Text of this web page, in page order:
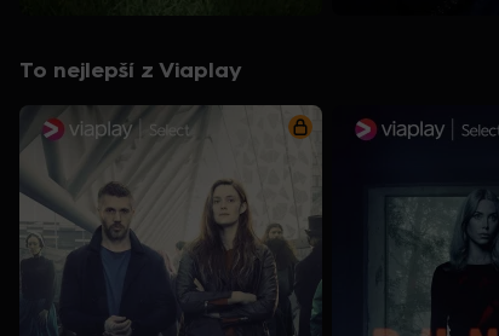
To nejlepší z Viaplay